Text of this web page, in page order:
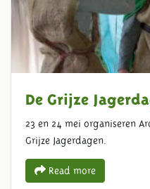
De Grijze
23 en 24 mei organiseren
Grijze Jagerdagen.
Read more